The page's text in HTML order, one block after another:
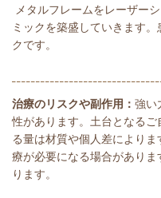
メタルフレームをレーザー
ミックを築盛していきます
クです。
治療のリスクや副作用： 強い
性があります。土台となる
る量は材質や個人差により
療が必要になる場合があり
ります。